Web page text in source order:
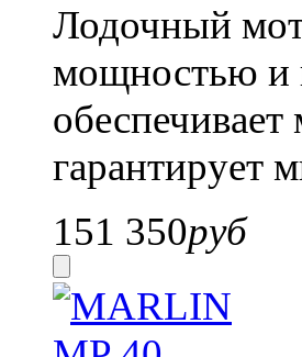
Лодочный
мощностью и
гарантирует
151 350руб